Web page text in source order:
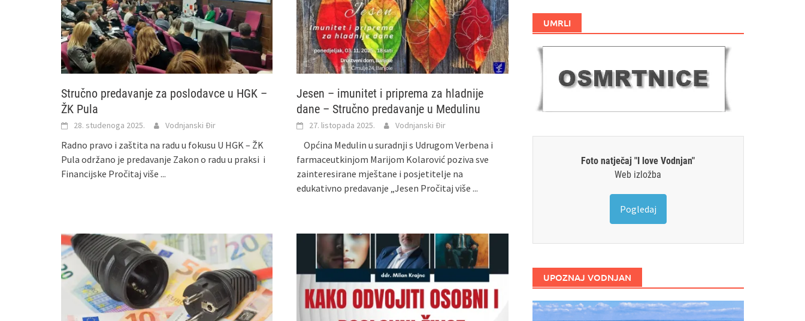
Stručno predavanje za poslodavce u HGK –
ŽK Pula
28. studenoga 2025. Vodnjanski Đir
Radno pravo i zaštita na radu u fokusu U HGK – ŽK
Pula održano je predavanje Zakon o radu u praksi i
Financijske Pročitaj više ...
Jesen – imunitet i priprema za hladnije
dane – Stručno predavanje u Medulinu
27. listopada 2025. Vodnjanski Đir
Općina Medulin u suradnji s Udrugom Verbena i
farmaceutkinjom Marijom Kolarović poziva sve
zainteresirane mještane i posjetitelje na
edukativno predavanje „Jesen Pročitaj više ...
UMRLI
Foto natječaj "I love Vodnjan"
Web izložba
Pogledaj
UPOZNAJ VODNJAN